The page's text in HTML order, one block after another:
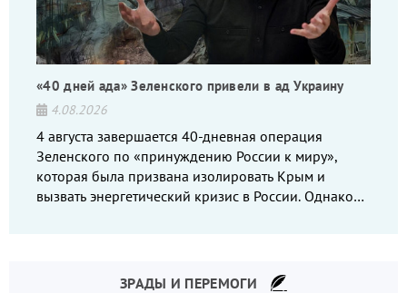
«40 дней ада» Зеленского привели в ад Украину
4.08.2026
4 августа завершается 40-дневная операция
Зеленского по «принуждению России к миру»,
которая была призвана изолировать Крым и
вызвать энергетический кризис в России. Однако
ЗРАДЫ И ПЕРЕМОГИ